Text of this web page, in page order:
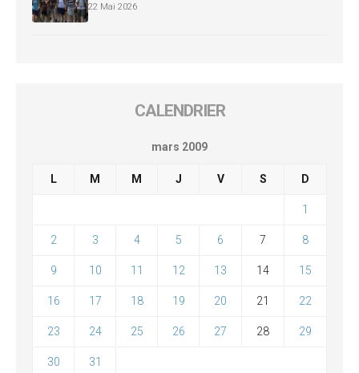
22 Mai 2026
CALENDRIER
mars 2009
L M M J V S D
1
2 3 4 5 6 7 8
9 10 11 12 13 14 15
16 17 18 19 20 21 22
23 24 25 26 27 28 29
30 31